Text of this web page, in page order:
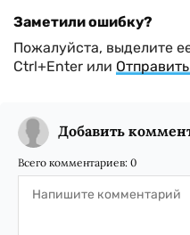
Заметили ошибку?
Пожалуйста, выделите
Ctrl+Enter или
Добавить
Всего комментариев: 0